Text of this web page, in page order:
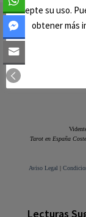
Footer
Tarot en España
Aviso Legal |
Lecturas
acepte su uso.
obtener más